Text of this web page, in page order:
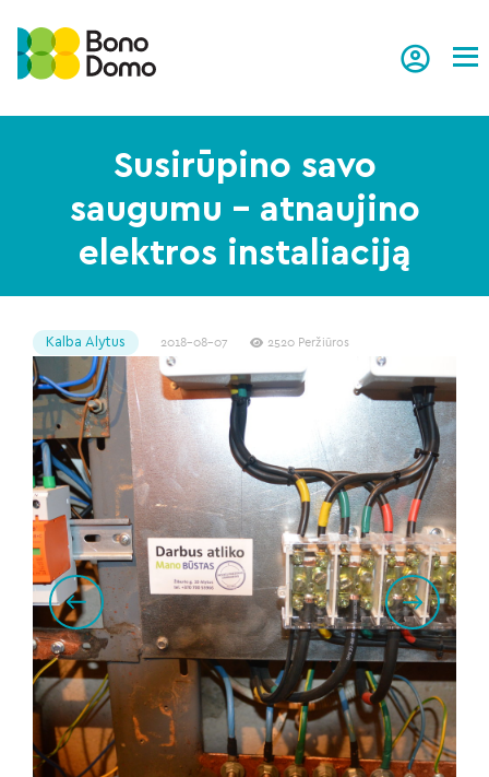
Susirūpino savo
saugumu – atnaujino
elektros instaliaciją
Kalba Alytus 2018-08-07 2520 Peržiūros